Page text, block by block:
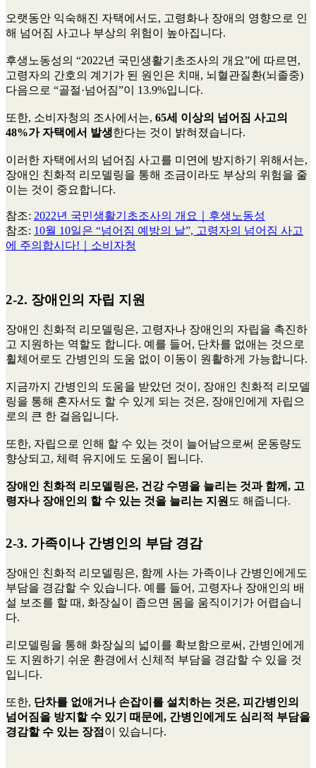
오랫동안 익숙해진 자택에서도, 고령화나 장애의 영향으로 인
해 넘어짐 사고나 부상의 위험이 높아집니다.
후생노동성의 “2022년 국민생활기초조사의 개요”에 따르면,
고령자의 간호의 계기가 된 원인은 치매, 뇌혈관질환(뇌졸중)
다음으로 “골절·넘어짐”이 13.9%입니다.
또한, 소비자청의 조사에서는, 65세 이상의 넘어짐 사고의
48%가 자택에서 발생한다는 것이 밝혀졌습니다.
이러한 자택에서의 넘어짐 사고를 미연에 방지하기 위해서는,
장애인 친화적 리모델링을 통해 조금이라도 부상의 위험을 줄
이는 것이 중요합니다.
참조: 2022년 국민생활기초조사의 개요｜후생노동성
참조: 10월 10일은 “넘어짐 예방의 날”, 고령자의 넘어짐 사고
에 주의합시다!｜소비자청
2-2. 장애인의 자립 지원
장애인 친화적 리모델링은, 고령자나 장애인의 자립을 촉진하
고 지원하는 역할도 합니다. 예를 들어, 단차를 없애는 것으로
휠체어로도 간병인의 도움 없이 이동이 원활하게 가능합니다.
지금까지 간병인의 도움을 받았던 것이, 장애인 친화적 리모델
링을 통해 혼자서도 할 수 있게 되는 것은, 장애인에게 자립으
로의 큰 한 걸음입니다.
또한, 자립으로 인해 할 수 있는 것이 늘어남으로써 운동량도
향상되고, 체력 유지에도 도움이 됩니다.
장애인 친화적 리모델링은, 건강 수명을 늘리는 것과 함께, 고
령자나 장애인의 할 수 있는 것을 늘리는 지원 도 해줍니다.
2-3. 가족이나 간병인의 부담 경감
장애인 친화적 리모델링은, 함께 사는 가족이나 간병인에게도
부담을 경감할 수 있습니다. 예를 들어, 고령자나 장애인의 배
설 보조를 할 때, 화장실이 좁으면 몸을 움직이기가 어렵습니
다.
리모델링을 통해 화장실의 넓이를 확보함으로써, 간병인에게
도 지원하기 쉬운 환경에서 신체적 부담을 경감할 수 있을 것
입니다.
또한, 단차를 없애거나 손잡이를 설치하는 것은, 피간병인의
넘어짐을 방지할 수 있기 때문에, 간병인에게도 심리적 부담을
경감할 수 있는 장점 이 있습니다.